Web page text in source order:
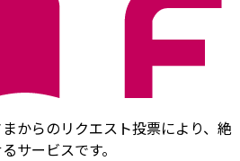
からのリクエスト投票により、絶
サービスです。